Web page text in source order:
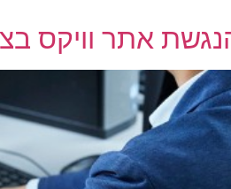
אתר וויקס